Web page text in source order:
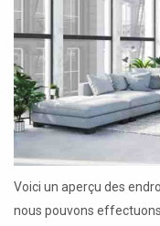
Voici un aperçu des
nous pouvons